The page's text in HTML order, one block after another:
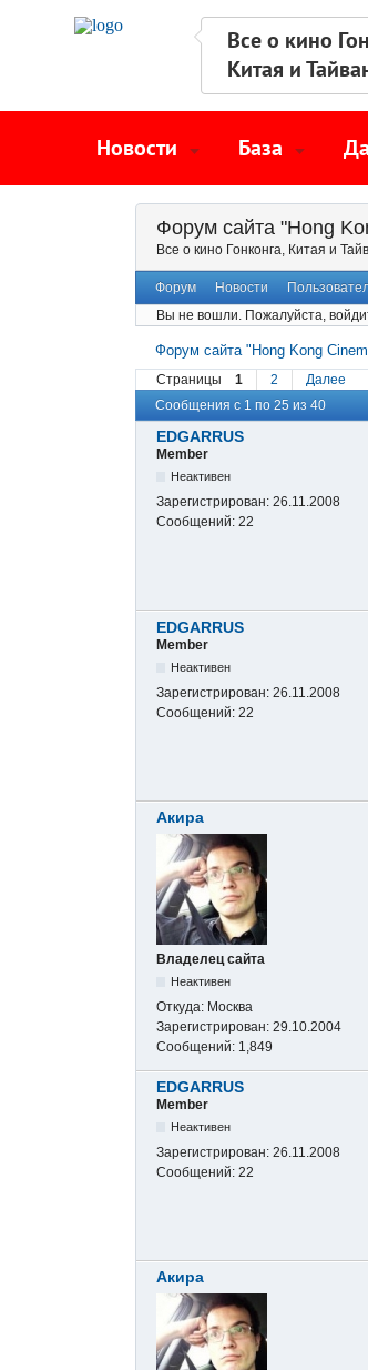
Все о кино
Китая и
Новости База
Форум сайта "Hong
Все о кино Гонконга, Китая и
Форум Новости
Вы не вошли. Пожалуйста,
Форум сайта "Hong Kong
Страницы 1 2 Далее
Сообщения с 1 по 25 из 40
EDGARRUS
Member
Неактивен
Зарегистрирован: 26.11.2008
Сообщений: 22
EDGARRUS
Member
Неактивен
Зарегистрирован: 26.11.2008
Сообщений: 22
Акира
Владелец сайта
Неактивен
Откуда: Москва
Зарегистрирован: 29.10.2004
Сообщений: 1,849
EDGARRUS
Member
Неактивен
Зарегистрирован: 26.11.2008
Сообщений: 22
Акира